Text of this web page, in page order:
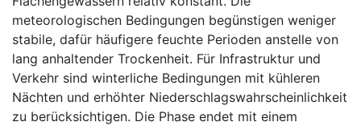
meteorologischen Bedingungen begünstigen weniger
stabile, dafür häufigere feuchte Perioden anstelle von
lang anhaltender Trockenheit. Für Infrastruktur und
Verkehr sind winterliche Bedingungen mit kühleren
Nächten und erhöhter Niederschlagswahrscheinlichkeit
zu berücksichtigen. Die Phase endet mit einem